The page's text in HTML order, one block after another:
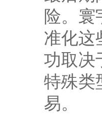
险。寰
准化这
功取决
特殊类
易。